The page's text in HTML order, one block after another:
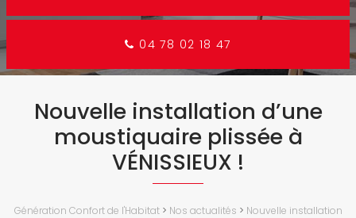
04 78 02 18 47
Nouvelle installation d’une
moustiquaire plissée à
VÉNISSIEUX !
Génération Confort de l'Habitat> Nos actualités > Nouvelle installation